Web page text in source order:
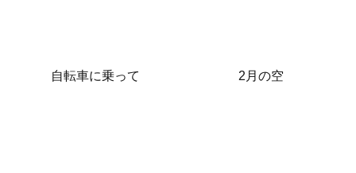
自転車に乗って 2月の空